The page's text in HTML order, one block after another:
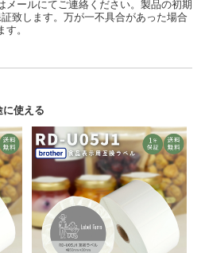
メールにてご連絡ください。製品の初期
致します。万が一不具合があった場合
。
使える